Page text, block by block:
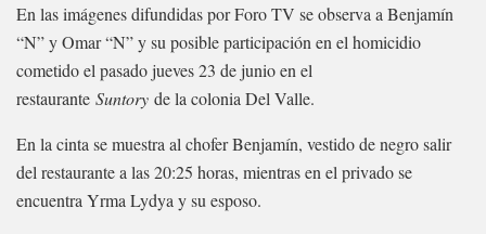
En las imágenes difundidas por Foro TV se observa a Benjamín
“N” y Omar “N” y su posible participación en el homicidio
cometido el pasado jueves 23 de junio en el
restaurante Suntory de la colonia Del Valle.
En la cinta se muestra al chofer Benjamín, vestido de negro salir
del restaurante a las 20:25 horas, mientras en el privado se
encuentra Yrma Lydya y su esposo.